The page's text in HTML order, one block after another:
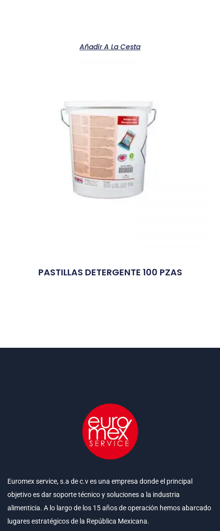
Añadir A La Cesta
PASTILLAS DETERGENTE 100 PZAS
Euromex service, s.a de c.v es una empresa donde el principal
objetivo es dar soporte técnico y soluciones a la industria
alimenticia. A lo largo de los 15 años de operación hemos abarcado
lugares estratégicos de la República Mexicana.